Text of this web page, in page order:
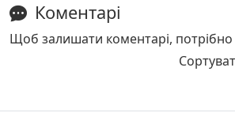
Коментарі
Щоб залишати коментарі, потрібно